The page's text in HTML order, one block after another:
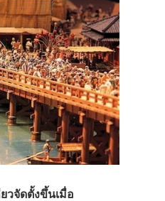
วจัดตั้งขึ้นเมื่อ